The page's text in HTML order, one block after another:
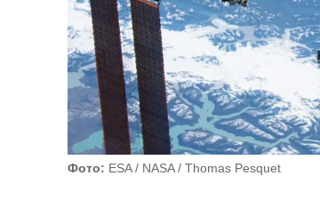
Фото: ESA / NASA / Thomas Pesquet